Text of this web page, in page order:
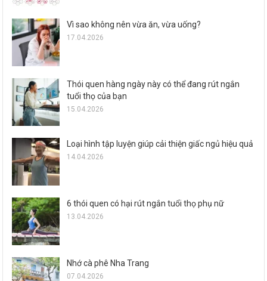
Vì sao không nên vừa ăn, vừa uống?
17.04.2026
Thói quen hàng ngày này có thể đang rút ngắn
tuổi thọ của bạn
15.04.2026
Loại hình tập luyện giúp cải thiện giấc ngủ hiệu quả
14.04.2026
6 thói quen có hại rút ngắn tuổi thọ phụ nữ
13.04.2026
Nhớ cà phê Nha Trang
07.04.2026